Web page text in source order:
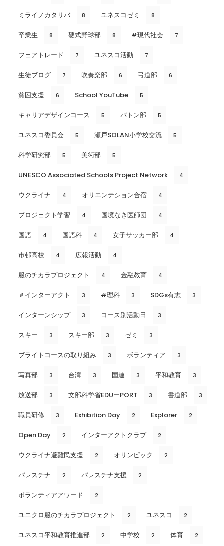
ミライノカタリバ 8 ユネスコゼミ 8
卒業生 8 硬式野球部 8 #現代社会 7
フェアトレード 7 ユネスコ活動 7
生徒ブログ 7 吹奏楽部 6 弓道部 6
貧困支援 6 School YouTube 5
キャリアデザインコース 5 バトン部 5
ユネスコ委員会 5 瀬戸SOLAN小学校交流 5
科学研究部 5 美術部 5
UNESCO Associated Schools Project Network 4
ウクライナ 4 オリエンテション合宿 4
プロジェクト学習 4 国境なき医師団 4
国語 4 国語科 4 女子サッカー部 4
市邨高校 4 広報活動 4
服のチカラプロジェクト 4 金融教育 4
＃インターアクト 3 #理科 3 SDGs有志 3
インターンシップ 3 コース別活動日 3
スキー 3 スキー部 3 ゼミ 3
ブライトコースの取り組み 3 ボランティア 3
写真部 3 台湾 3 国連 3 平和教育 3
放送部 3 文部科学省EDUーPORT 3 書道部 3
職員研修 3 Exhibition Day 2 Explorer 2
Open Day 2 インターアクトクラブ 2
ウクライナ避難民支援 2 オリンピック 2
パレスチナ 2 パレスチナ支援 2
ボランティアアワード 2
ユニクロ服のチカラプロジェクト 2 ユネスコ 2
ユネスコ平和教育推進部 2 中学校 2 体育 2